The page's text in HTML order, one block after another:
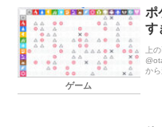
ゲーム
ポ
す
上
か